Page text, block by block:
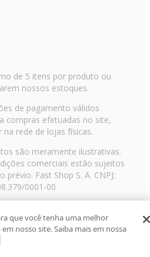
de 5 itens por produto ou
nossos estoques.
de pagamento válidos
compras efetuadas no site,
na rede de lojas físicas.
são meramente ilustrativas.
comerciais estão sujeitos
prévio. Fast Shop S. A. CNPJ:
0001-00
Telefone: 11 3003-3728 ©
os direitos reservadosRF
que você tenha uma melhor
nosso site. Saiba mais em nossa